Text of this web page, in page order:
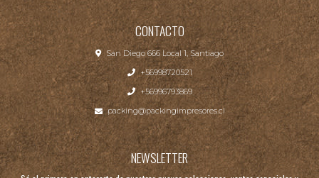
CONTACTO
San Diego 666 Local 1, Santiago
+56998720521
+56996793869
packing@packingimpresores.cl
NEWSLETTER